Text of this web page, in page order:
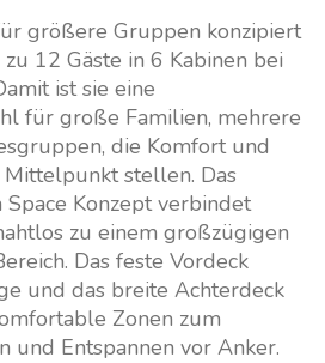
größere Gruppen konzipiert
12 Gäste in 6 Kabinen bei
ist sie eine
für große Familien, mehrere
die Komfort und
stellen. Das
Konzept verbindet
zu einem großzügigen
Das feste Vordeck
und das breite Achterdeck
Zonen zum
und Entspannen vor Anker.